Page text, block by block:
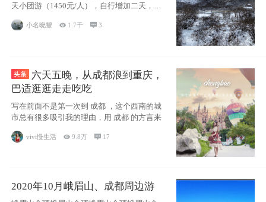
天小团游（1450元/人），自行增加二天，去
小名晓颦  1.7千 3
六天五晚，从成都浪到重庆，
巴适逛逛走走吃吃
写在前面不是第一次到 成都 ，这个西南的城
市总有很多吸引我的理由，用 成都 的方言来
vivi慢生活 9.8万  17
2020年10月峨眉山、成都周边游